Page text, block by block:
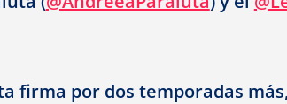
firma por dos temporadas